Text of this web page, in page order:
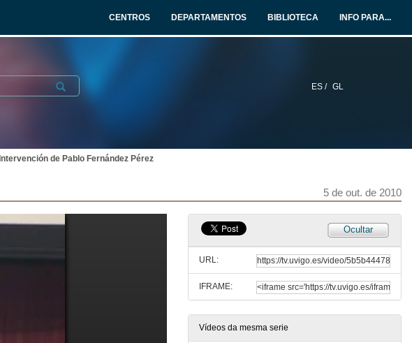
CENTROS DEPARTAMENTOS BIBLIOTECA INFO PARA...
ES / GL
Submit
Intervención de Pablo Fernández Pérez
5 de out. de 2010
Ocultar
URL:
IFRAME:
Vídeos da mesma serie
Intervención de Íñigo Moreira Rivera
10 de maio de 2010
Preguntas
Os Enxeñeiros de Organización como emprendedores
Presentación
5 de out. de 2010